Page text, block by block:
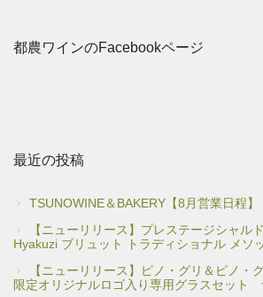
都農ワインのFacebookページ
最近の投稿
TSUNOWINE＆BAKERY【8月営業日程】
【ニューリリース】プレステージシャル
Hyakuzi ブリュット トラディショナル メソ
【ニューリリース】ピノ・グリ＆ピノ
限定オリジナルロゴ入り専用グラスセット